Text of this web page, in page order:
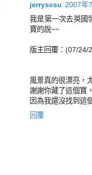
jerryscsu 2007年
我是第一次去英國
寶的說~~
版主回覆：(07/24/
風景真的很漂亮，
謝謝你藏了這個寶
因為我還沒找到這
回覆